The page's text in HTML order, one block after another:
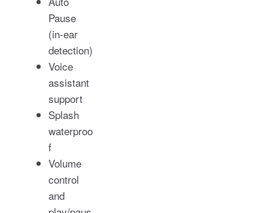
Pause
(in-ear
detection)
Voice
assistant
support
Splash
waterproo
f
Volume
control
and